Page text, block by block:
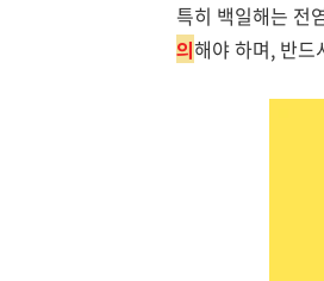
특히 백일해는 전
의해야 하며, 반드